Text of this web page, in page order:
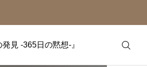
見 -365日の黙想-』